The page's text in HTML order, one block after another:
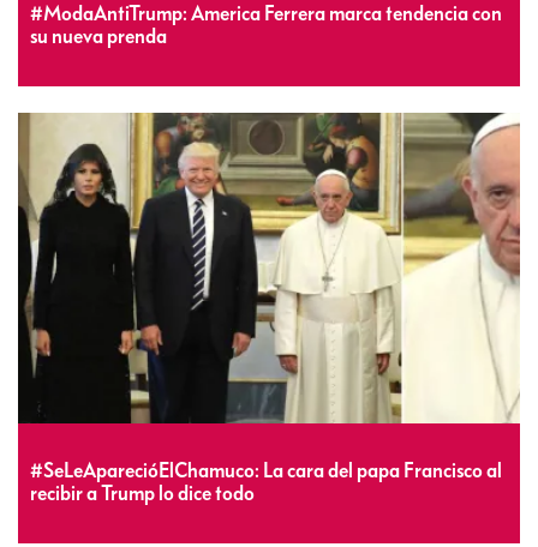
#ModaAntiTrump: America Ferrera marca tendencia con
su nueva prenda
#SeLeAparecióElChamuco: La cara del papa Francisco al
recibir a Trump lo dice todo